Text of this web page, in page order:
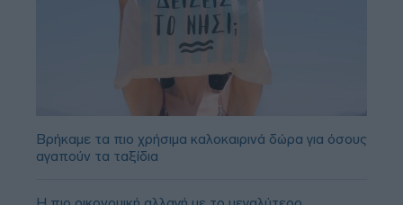
Βρήκαμε τα πιο χρήσιμα καλοκαιρινά δώρα για όσους
αγαπούν τα ταξίδια